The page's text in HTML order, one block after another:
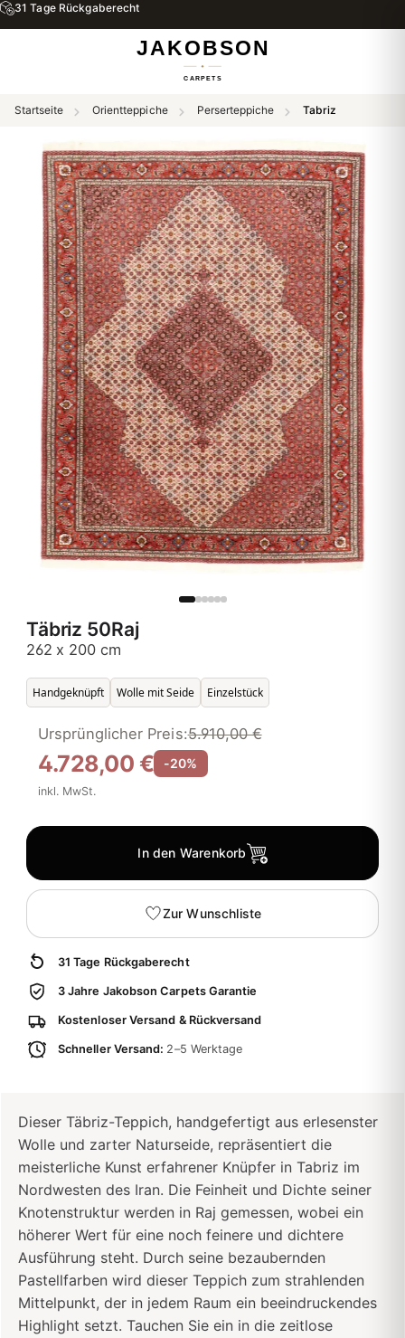
31 Tage Rückgaberecht
Startseite Orientteppiche Perserteppiche Tabriz
Täbriz 50Raj
262 x 200 cm
Handgeknüpft Wolle mit Seide Einzelstück
4.728,00 €
Ursprünglicher Preis:5.910,00 €
-20%
inkl. MwSt.
In den Warenkorb
Zur Wunschliste
31 Tage Rückgaberecht
3 Jahre Jakobson Carpets Garantie
Kostenloser Versand & Rückversand
Schneller Versand: 2–5 Werktage
Dieser Täbriz-Teppich, handgefertigt aus erlesenster
Wolle und zarter Naturseide, repräsentiert die
meisterliche Kunst erfahrener Knüpfer in Tabriz im
Nordwesten des Iran. Die Feinheit und Dichte seiner
Knotenstruktur werden in Raj gemessen, wobei ein
höherer Wert für eine noch feinere und dichtere
Ausführung steht. Durch seine bezaubernden
Pastellfarben wird dieser Teppich zum strahlenden
Mittelpunkt, der in jedem Raum ein beeindruckendes
Highlight setzt. Tauchen Sie ein in die zeitlose